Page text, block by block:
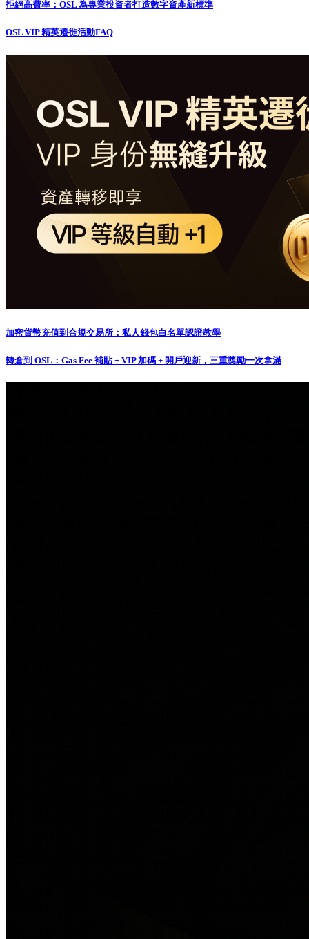
拒絕高費率：OSL 為專業投資者打造數字資產新標準
OSL VIP 精英遷徙活動FAQ
加密貨幣充值到合規交易所：私人錢包白名單認證教學
轉倉到 OSL：Gas Fee 補貼 + VIP 加碼 + 開戶迎新，三重獎勵一次拿滿